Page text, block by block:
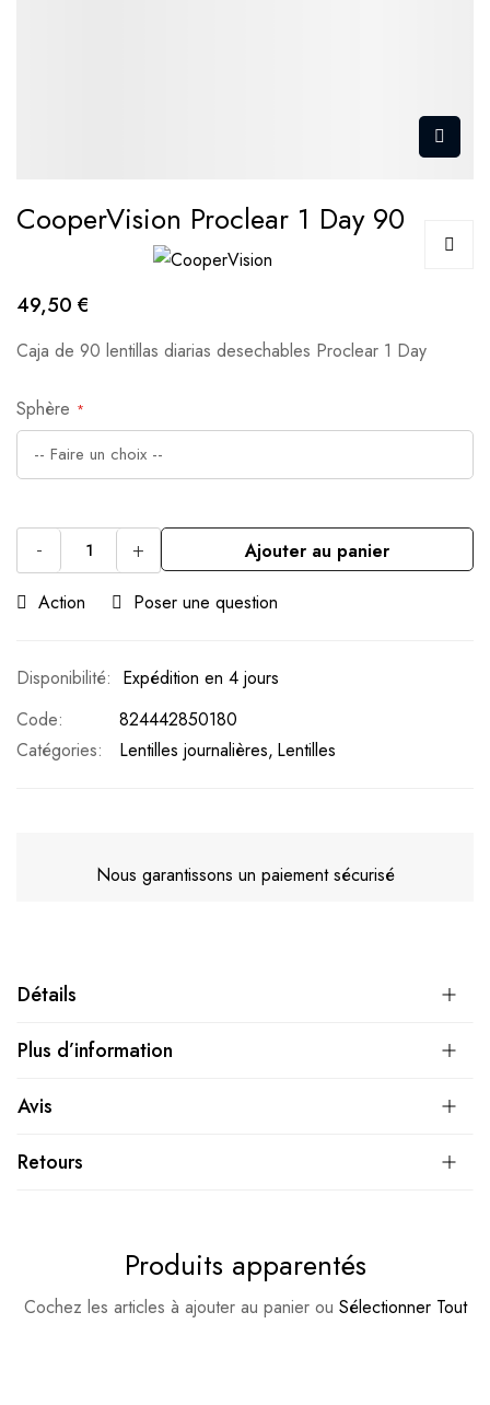
CooperVision Proclear 1 Day 90
49,50 €
Caja de 90 lentillas diarias desechables Proclear 1 Day
Sphère
- + Ajouter au panier
Action Poser une question
Expédition en 4 jours
Code
824442850180
Catégories:
Lentilles journalières Lentilles
Nous garantissons un paiement sécurisé
Détails
Plus d’information
Avis
Retours
Produits apparentés
Cochez les articles à ajouter au panier ou Sélectionner Tout